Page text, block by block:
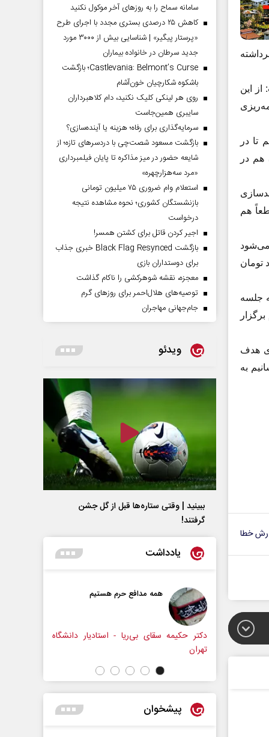
این
تا در
هم در
و قطعاً هم
می‌شود
اهتمام دارد و حتما مبلغ ۱۰۰ میلیارد تومان
جلسه
بر این است که ۱۰۰ روستای هدف
به
خطا
سامانه سماح را به روز‌های آخر موکول نکنید
کاهش ۲۵ درصدی بستری مجدد با اجرای طرح
«پرستار پیگیر» | شناسایی بیش از ۳۰۰۰ مورد
جدید سرطان در خانواده بیماران
Castlevania: Belmont’s Curse؛ بازگشت
باشکوه شکارچیان خون‌آشام
روی هر لینکی کلیک نکنید، دام کلاهبرداران
سایبری همین‌جاست
سرمایه‌گذاری برای رفاه؛ هزینه یا آینده‌سازی؟
بازگشت مسعود شصت‌چی با دردسر‌های تازه؛ از
شایعه حضور در میز مذاکره تا پایان فیلمبرداری
«مرد سه‌هزارچهره»
استعلام وام ضروری ۷۵ میلیون تومانی
بازنشستگان کشوری؛ نحوه مشاهده نتیجه
درخواست
اجیر کردن قاتل برای کشتن همسر!
بازگشت Black Flag Resynced خبری جذاب
برای دوستداران بازی
معجزه، نقشه شوهرکشی را ناکام گذاشت
توصیه‌های هلال‌احمر برای روز‌های گرم
جام‌جهانی مهاجران
ویدئو
ببینید | وقتی ستاره‌ها قبل از گل جشن
گرفتند!
یادداشت
همه مدافع حرم هستیم
سقای بی‌ریا - استادیار دانشگاه
حکایت یک تاریخ و دو زندگی
پیشخوان